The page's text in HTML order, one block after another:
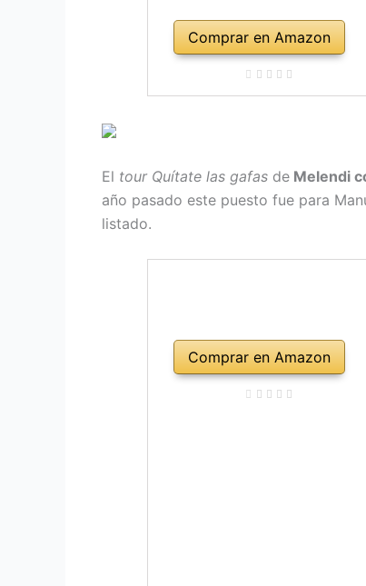
Comprar en Amazon
El tour Quítate las gafas de Melendi
año pasado este puesto fue para
listado.
Comprar en Amazon